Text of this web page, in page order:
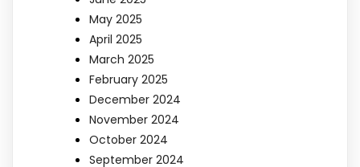
May 2025
April 2025
March 2025
February 2025
December 2024
November 2024
October 2024
September 2024